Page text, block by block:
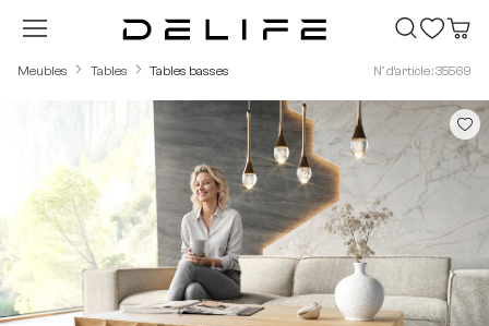
Passer au contenu principal
Meubles Tables Tables basses N° d'article : 35569
Ignorer la galerie d'images